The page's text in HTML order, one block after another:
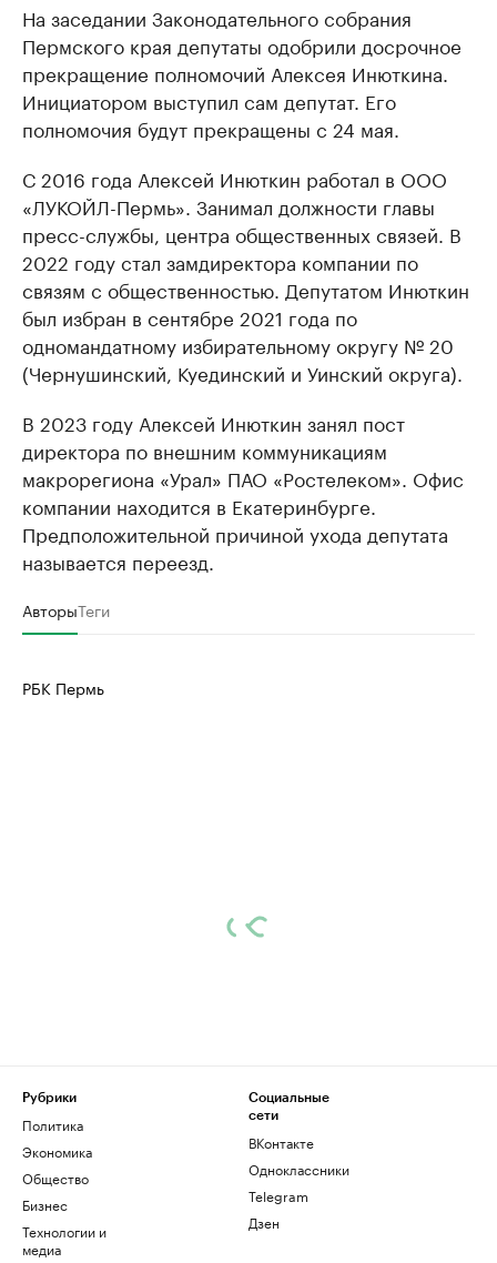
На заседании Законодательного собрания
Пермского края депутаты одобрили досрочное
прекращение полномочий Алексея Инюткина.
Инициатором выступил сам депутат. Его
полномочия будут прекращены с 24 мая.
С 2016 года Алексей Инюткин работал в ООО
«ЛУКОЙЛ-Пермь». Занимал должности главы
пресс-службы, центра общественных связей. В
2022 году стал замдиректора компании по
связям с общественностью. Депутатом Инюткин
был избран в сентябре 2021 года по
одномандатному избирательному округу № 20
(Чернушинский, Куединский и Уинский округа).
В 2023 году Алексей Инюткин занял пост
директора по внешним коммуникациям
макрорегиона «Урал» ПАО «Ростелеком». Офис
компании находится в Екатеринбурге.
Предположительной причиной ухода депутата
называется переезд.
АвторыТеги
РБК Пермь
Рубрики
Политика
Экономика
Общество
Бизнес
Технологии и
медиа
Социальные
сети
ВКонтакте
Одноклассники
Telegram
Дзен